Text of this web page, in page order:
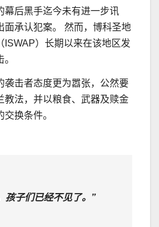
幕后黑手迄今未有进一步讯
面承认犯案。 然而，博科圣地
ISWAP）长期以来在该地区发
。
袭击者态度更为嚣张，公然要
教法，并以粮食、武器及赎金
换条件。
孩子们已经不见了。”